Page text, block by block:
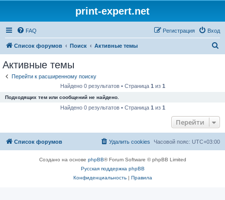
print-expert.net
FAQ Вход
Регистрация
Список форумов Поиск Активные темы
Активные темы
Перейти к расширенному поиску
Найдено 0 результатов • Страница 1 из 1
Подходящих тем или сообщений не найдено.
Найдено 0 результатов • Страница 1 из 1
Перейти
Список форумов Часовой пояс: UTC+03:00
Удалить cookies
Создано на основе phpBB® Forum Software © phpBB Limited
Русская поддержка phpBB
Конфиденциальность| Правила